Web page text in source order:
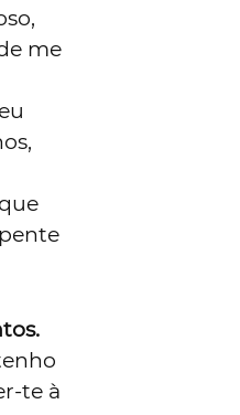
me
te à